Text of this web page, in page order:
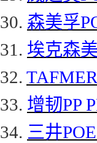
30. 森美孚
31. 埃克森
32.
33. 增韧PP
34. 三井